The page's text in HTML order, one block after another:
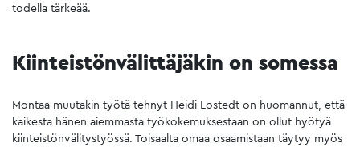
todella tärkeää.
Kiinteistönvälittäjäkin on somessa
Montaa muutakin työtä tehnyt Heidi Lostedt on huomannut, että
kaikesta hänen aiemmasta työkokemuksestaan on ollut hyötyä
kiinteistönvälitystyössä. Toisaalta omaa osaamistaan täytyy myös